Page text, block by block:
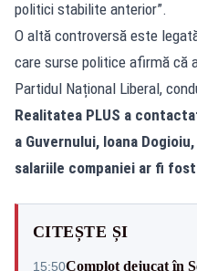
politici stabilite anterior”.
O altă controversă este
care surse politice afirmă că
Partidul Național Liberal,
Realitatea PLUS a
a Guvernului, Ioana
salariile companiei ar fi
CITEȘTE ȘI
15:50Complot dejucat în